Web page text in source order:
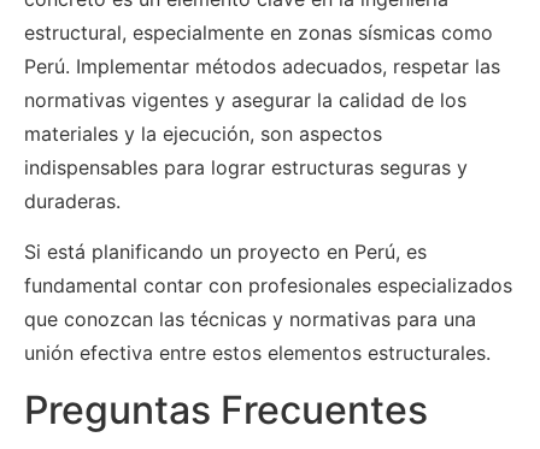
estructural, especialmente en zonas sísmicas como
Perú. Implementar métodos adecuados, respetar las
normativas vigentes y asegurar la calidad de los
materiales y la ejecución, son aspectos
indispensables para lograr estructuras seguras y
duraderas.
Si está planificando un proyecto en Perú, es
fundamental contar con profesionales especializados
que conozcan las técnicas y normativas para una
unión efectiva entre estos elementos estructurales.
Preguntas Frecuentes